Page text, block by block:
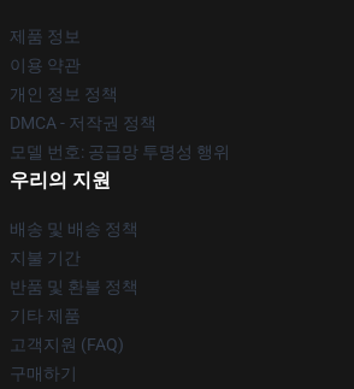
제품 정보
이용 약관
개인 정보 정책
DMCA - 저작권 정책
모델 번호: 공급망 투명성 행위
우리의 지원
배송 및 배송 정책
지불 기간
반품 및 환불 정책
기타 제품
고객지원 (FAQ)
구매하기